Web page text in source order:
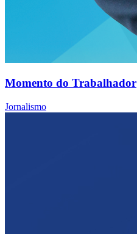
Momento do Trabalhador
Jornalismo